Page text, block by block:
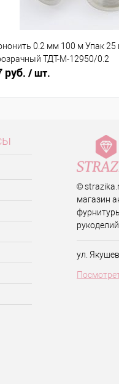
0.2 мм 100 м Упак 25
ТДТ-М-12950/0.2
руб. / шт.
©
магазин
ул.